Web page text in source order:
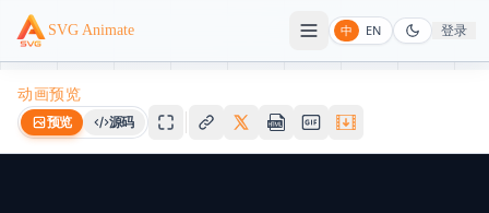
SVG Animate 中 EN 登录
动画预览
预览 源码